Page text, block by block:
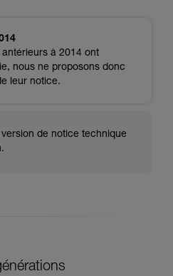
antérieurs à 2014 ont
nous ne proposons donc
leur notice.
de notice technique